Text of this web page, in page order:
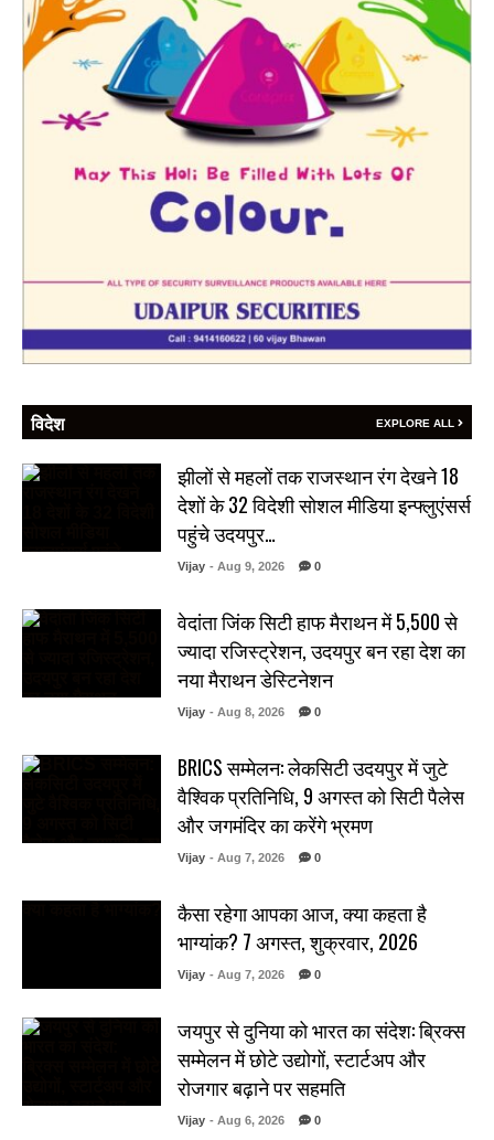
विदेश EXPLORE ALL
झीलों से महलों तक राजस्थान रंग देखने 18
देशों के 32 विदेशी सोशल मीडिया इन्फ्लुएंसर्स
पहुंचे उदयपुर…
Vijay - Aug 9, 2026 0
वेदांता जिंक सिटी हाफ मैराथन में 5,500 से
ज्यादा रजिस्ट्रेशन, उदयपुर बन रहा देश का
नया मैराथन डेस्टिनेशन
Vijay - Aug 8, 2026 0
BRICS सम्मेलन: लेकसिटी उदयपुर में जुटे
वैश्विक प्रतिनिधि, 9 अगस्त को सिटी पैलेस
और जगमंदिर का करेंगे भ्रमण
Vijay - Aug 7, 2026 0
कैसा रहेगा आपका आज, क्या कहता है
भाग्यांक? 7 अगस्त, शुक्रवार, 2026
Vijay - Aug 7, 2026 0
जयपुर से दुनिया को भारत का संदेश: ब्रिक्स
सम्मेलन में छोटे उद्योगों, स्टार्टअप और
रोजगार बढ़ाने पर सहमति
Vijay - Aug 6, 2026 0